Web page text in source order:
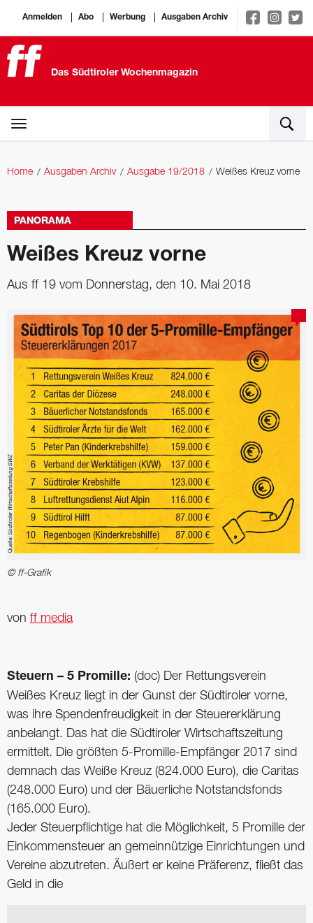
Anmelden Abo Werbung Ausgaben Archiv
Das Südtiroler Wochenmagazin
Home Ausgaben Archiv Ausgabe 19/2018 Weißes Kreuz vorne
PANORAMA
Weißes Kreuz vorne
Aus ff 19 vom Donnerstag, den 10. Mai 2018
© ff-Grafik
von ff media
Steuern – 5 Promille: (doc) Der Rettungsverein
Weißes Kreuz liegt in der Gunst der Südtiroler vorne,
was ihre Spendenfreudigkeit in der Steuererklärung
anbelangt. Das hat die Südtiroler Wirtschaftszeitung
ermittelt. Die größten 5-Promille-Empfänger 2017 sind
demnach das Weiße Kreuz (824.000 Euro), die Caritas
(248.000 Euro) und der Bäuerliche Notstandsfonds
(165.000 Euro).
Jeder Steuerpflichtige hat die Möglichkeit, 5 Promille der
Einkommensteuer an gemeinnützige Einrichtungen und
Vereine abzutreten. Äußert er keine Präferenz, fließt das
Geld in die